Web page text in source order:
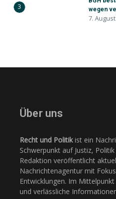
3
wegen
7.
Über uns
Recht und Politikist ein
Schwerpunkt auf Justiz,
Redaktion veröffentlicht
Nachrichtenagentur mit
Entwicklungen. Im
und verlässliche